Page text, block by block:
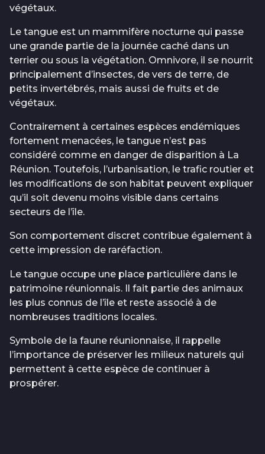
végétaux.
Le tangue est un mammifère nocturne qui passe
une grande partie de la journée caché dans un
terrier ou sous la végétation. Omnivore, il se nourrit
principalement d’insectes, de vers de terre, de
petits invertébrés, mais aussi de fruits et de
végétaux.
Contrairement à certaines espèces endémiques
fortement menacées, le tangue n’est pas
considéré comme en danger de disparition à La
Réunion. Toutefois, l’urbanisation, le trafic routier et
les modifications de son habitat peuvent expliquer
qu’il soit devenu moins visible dans certains
secteurs de l’île.
Son comportement discret contribue également à
cette impression de raréfaction.
Le tangue occupe une place particulière dans le
patrimoine réunionnais. Il fait partie des animaux
les plus connus de l’île et reste associé à de
nombreuses traditions locales.
Symbole de la faune réunionnaise, il rappelle
l’importance de préserver les milieux naturels qui
permettent à cette espèce de continuer à
prospérer.